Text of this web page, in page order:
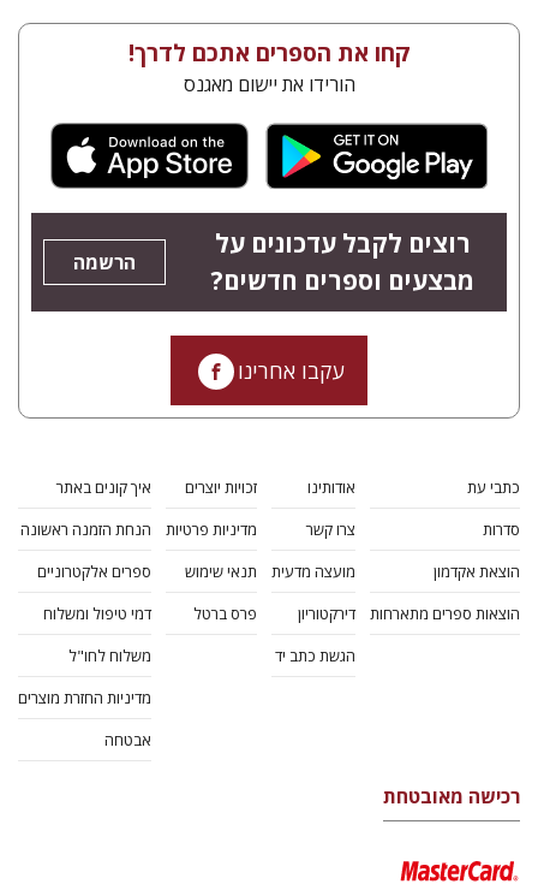
קחו את הספרים אתכם לדרך!
הורידו את יישום מאגנס
רוצים לקבל עדכונים על
מבצעים וספרים חדשים?
הרשמה
עקבו אחרינו
כתבי עת
סדרות
הוצאת אקדמון
הוצאות ספרים מתארחות
אודותינו
צרו קשר
מועצה מדעית
דירקטוריון
הגשת כתב יד
זכויות יוצרים
מדיניות פרטיות
תנאי שימוש
פרס ברטל
איך קונים באתר
הנחת הזמנה ראשונה
ספרים אלקטרוניים
דמי טיפול ומשלוח
משלוח לחו"ל
מדיניות החזרת מוצרים
אבטחה
רכישה מאובטחת